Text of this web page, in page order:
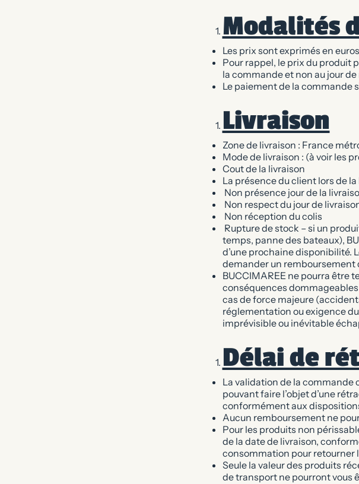
Modalités
Les prix sont exprimés en
Pour rappel, le prix du produit
la commande et non au jour
Le paiement de la commande
Livraison
Zone de livraison : France
Mode de livraison : (à voir les
Cout de la livraison
La présence du client lors de
Non présence jour de la
Non respect du jour de
Non réception du colis
Rupture de stock – si un
temps, panne des bateaux),
d’une prochaine disponibilité.
demander un remboursement
BUCCIMAREE ne pourra être
conséquences
cas de force majeure
réglementation ou exigence
imprévisible ou inévitable
Délai de
La validation de la
pouvant faire l’objet d’une
conformément aux
Aucun remboursement ne
Pour les produits non
de la date de livraison,
consommation pour retourner
Seule la valeur des produits
de transport ne pourront vous